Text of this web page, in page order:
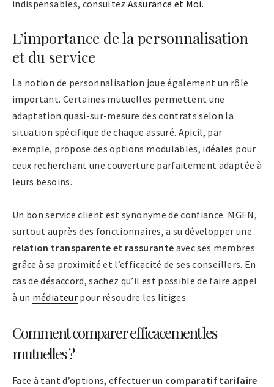
indispensables, consultezAssurance et Moi.
L’importance de la personnalisation
et du service
La notion de personnalisation joue également un rôle
important. Certaines mutuelles permettent une
adaptation quasi-sur-mesure des contrats selon la
situation spécifique de chaque assuré. Apicil, par
exemple, propose des options modulables, idéales pour
ceux recherchant une couverture parfaitement adaptée à
leurs besoins.
Un bon service client est synonyme de confiance. MGEN,
surtout auprès des fonctionnaires, a su développer une
relation transparente et rassurante avec ses membres
grâce à sa proximité et l’efficacité de ses conseillers. En
cas de désaccord, sachez qu’il est possible de faire appel
à un médiateurpour résoudre les litiges.
Comment comparer efficacement les
mutuelles ?
Face à tant d’options, effectuer un comparatif tarifaire